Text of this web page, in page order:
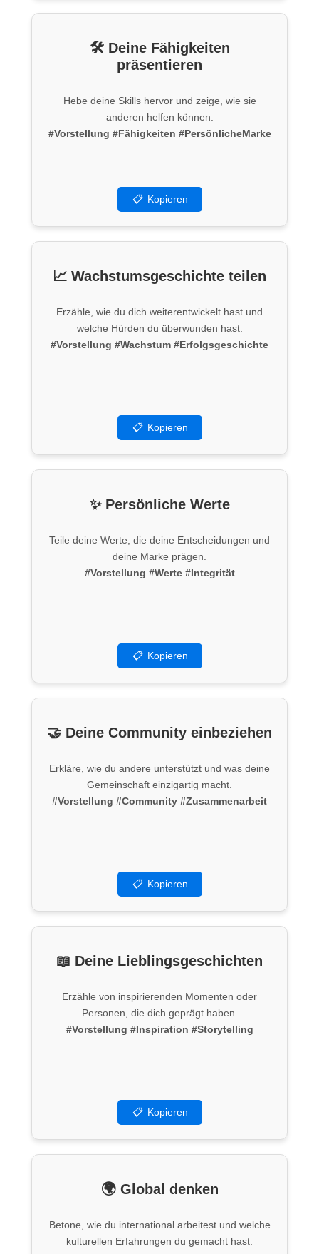
🛠 Deine Fähigkeiten
präsentieren
Hebe deine Skills hervor und zeige, wie sie
anderen helfen können.
#Vorstellung #Fähigkeiten #PersönlicheMarke
📋 Kopieren
📈 Wachstumsgeschichte teilen
Erzähle, wie du dich weiterentwickelt hast und
welche Hürden du überwunden hast.
#Vorstellung #Wachstum #Erfolgsgeschichte
📋 Kopieren
✨ Persönliche Werte
Teile deine Werte, die deine Entscheidungen und
deine Marke prägen.
#Vorstellung #Werte #Integrität
📋 Kopieren
🤝 Deine Community einbeziehen
Erkläre, wie du andere unterstützt und was deine
Gemeinschaft einzigartig macht.
#Vorstellung #Community #Zusammenarbeit
📋 Kopieren
📖 Deine Lieblingsgeschichten
Erzähle von inspirierenden Momenten oder
Personen, die dich geprägt haben.
#Vorstellung #Inspiration #Storytelling
📋 Kopieren
🌍 Global denken
Betone, wie du international arbeitest und welche
kulturellen Erfahrungen du gemacht hast.